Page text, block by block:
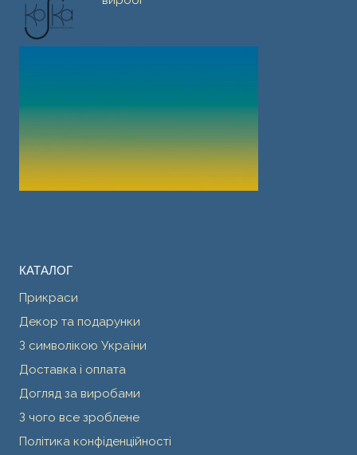
КАТАЛОГ
Прикраси
Декор та подарунки
З символікою України
Доставка і оплата
Догляд за виробами
З чого все зроблене
Політика конфіденційності